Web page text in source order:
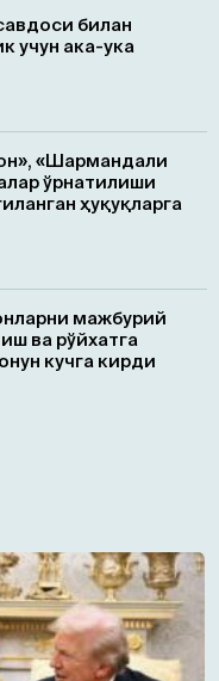
билан
учун ака-ука
«Шармандали
ўрнатилиши
ҳуқуқларга
мажбурий
ва рўйхатга
кучга кирди